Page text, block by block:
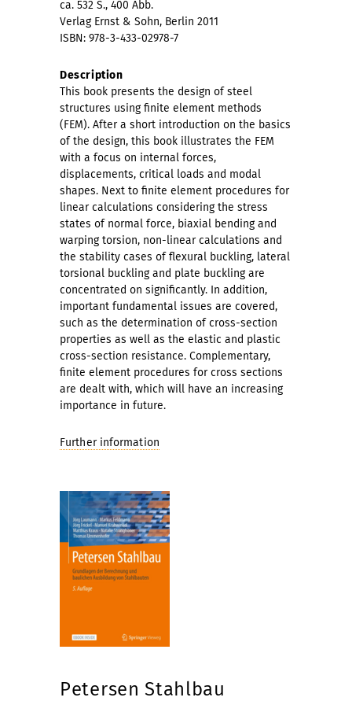
ca. 532 S., 400 Abb.
Verlag Ernst & Sohn, Berlin 2011
ISBN: 978-3-433-02978-7
Description
This book presents the design of steel
structures using finite element methods
(FEM). After a short introduction on the basics
of the design, this book illustrates the FEM
with a focus on internal forces,
displacements, critical loads and modal
shapes. Next to finite element procedures for
linear calculations considering the stress
states of normal force, biaxial bending and
warping torsion, non-linear calculations and
the stability cases of flexural buckling, lateral
torsional buckling and plate buckling are
concentrated on significantly. In addition,
important fundamental issues are covered,
such as the determination of cross-section
properties as well as the elastic and plastic
cross-section resistance. Complementary,
finite element procedures for cross sections
are dealt with, which will have an increasing
importance in future.
Further information
Petersen Stahlbau